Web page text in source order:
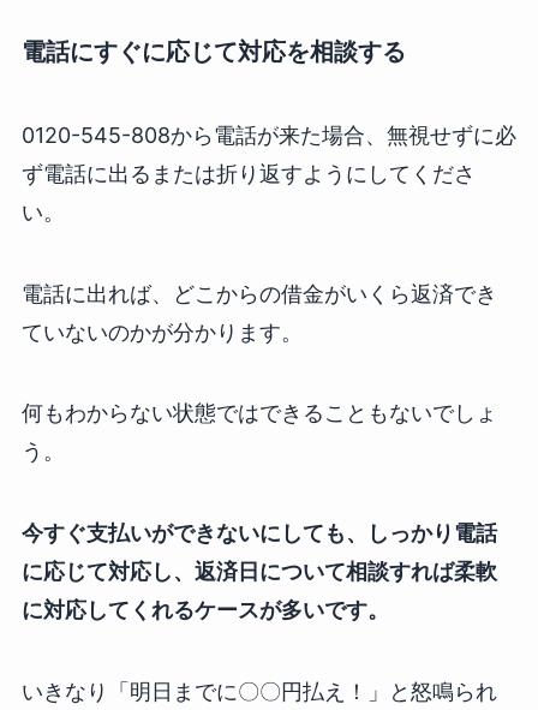
電話にすぐに応じて対応を相談する
0120-545-808から電話が来た場合、無視せずに必
ず電話に出るまたは折り返すようにしてくださ
い。
電話に出れば、どこからの借金がいくら返済でき
ていないのかが分かります。
何もわからない状態ではできることもないでしょ
う。
今すぐ支払いができないにしても、しっかり電話
に応じて対応し、返済日について相談すれば柔軟
に対応してくれるケースが多いです。
いきなり「明日までに〇〇円払え！」と怒鳴られ